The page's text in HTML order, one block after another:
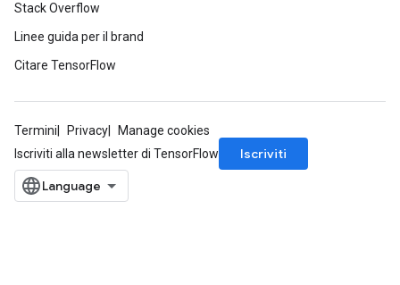
Stack Overflow
Linee guida per il brand
Citare TensorFlow
Termini Privacy
Manage cookies
Iscriviti alla newsletter di TensorFlow
Iscriviti